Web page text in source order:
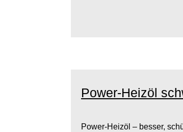
Power-Heizöl
Power-Heizöl – besser,